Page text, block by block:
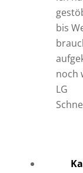
bis
noch
LG